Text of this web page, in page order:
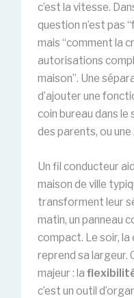
c’est la vitesse.
question n’est pas
mais “comment la
autorisations
maison”. Une
d’ajouter une
coin bureau dans le
des parents, ou
Un fil conducteur
maison de ville
transforment leur
matin, un panneau
compact. Le soir, la
reprend sa largeur.
majeur : la
c’est un outil